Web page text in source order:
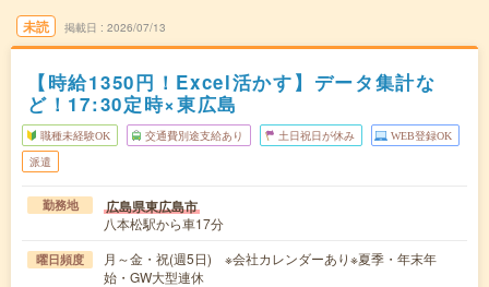
未読 掲載日 2026/07/13
【時給1350円！Excel活かす】データ集計な
ど！17:30定時×東広島
職種未経験OK 交通費別途支給あり 土日祝日が休み WEB登録OK
派遣
勤務地 広島県東広島市
八本松駅から車17分
曜日頻度
月～金・祝(週5日) ※会社カレンダーあり※夏季・年末年
始・GW大型連休